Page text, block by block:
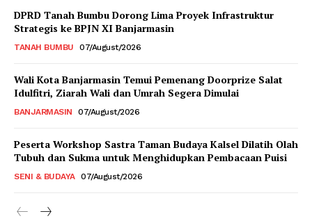
DPRD Tanah Bumbu Dorong Lima Proyek Infrastruktur
Strategis ke BPJN XI Banjarmasin
TANAH BUMBU 07/August/2026
Wali Kota Banjarmasin Temui Pemenang Doorprize Salat
Idulfitri, Ziarah Wali dan Umrah Segera Dimulai
BANJARMASIN 07/August/2026
Peserta Workshop Sastra Taman Budaya Kalsel Dilatih Olah
Tubuh dan Sukma untuk Menghidupkan Pembacaan Puisi
SENI & BUDAYA 07/August/2026